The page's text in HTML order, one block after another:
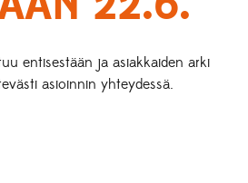
entisestään ja asiakkaiden arki
asioinnin yhteydessä.